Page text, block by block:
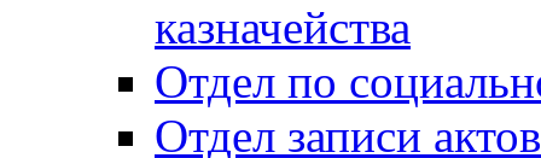
казначейства
Отдел по
Отдел записи